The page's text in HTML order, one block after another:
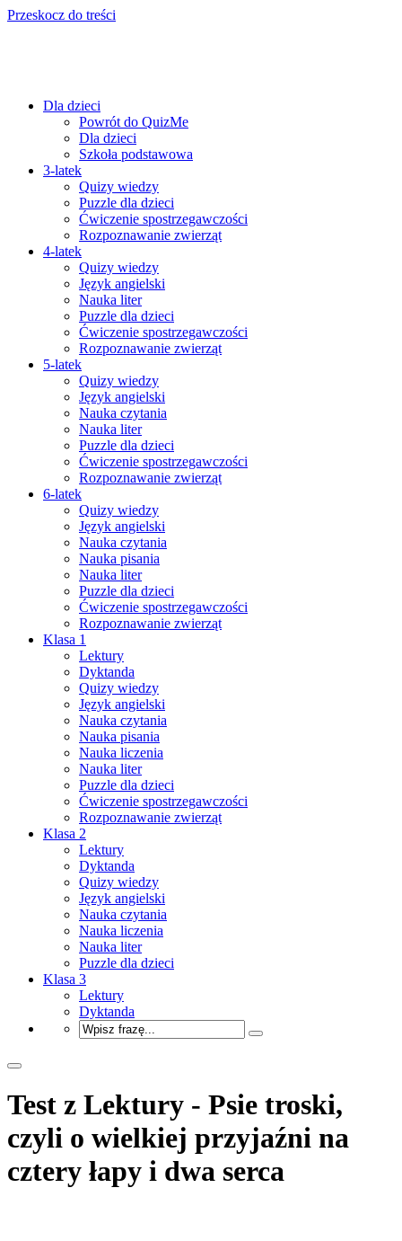
Przeskocz do treści
Dla dzieci
Powrót do QuizMe
Dla dzieci
Szkoła podstawowa
3-latek
Quizy wiedzy
Puzzle dla dzieci
Ćwiczenie spostrzegawczości
Rozpoznawanie zwierząt
4-latek
Quizy wiedzy
Język angielski
Nauka liter
Puzzle dla dzieci
Ćwiczenie spostrzegawczości
Rozpoznawanie zwierząt
5-latek
Quizy wiedzy
Język angielski
Nauka czytania
Nauka liter
Puzzle dla dzieci
Ćwiczenie spostrzegawczości
Rozpoznawanie zwierząt
6-latek
Quizy wiedzy
Język angielski
Nauka czytania
Nauka pisania
Nauka liter
Puzzle dla dzieci
Ćwiczenie spostrzegawczości
Rozpoznawanie zwierząt
Klasa 1
Lektury
Dyktanda
Quizy wiedzy
Język angielski
Nauka czytania
Nauka pisania
Nauka liczenia
Nauka liter
Puzzle dla dzieci
Ćwiczenie spostrzegawczości
Rozpoznawanie zwierząt
Klasa 2
Lektury
Dyktanda
Quizy wiedzy
Język angielski
Nauka czytania
Nauka liczenia
Nauka liter
Puzzle dla dzieci
Klasa 3
Lektury
Dyktanda
Test z Lektury - Psie troski,
czyli o wielkiej przyjaźni na
cztery łapy i dwa serca